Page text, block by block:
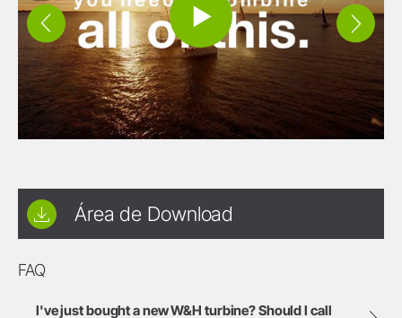
Área de Download
FAQ
I've just bought a new W&H turbine? Should I call